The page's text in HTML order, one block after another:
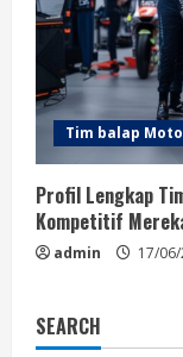
Tim balap
Profil Lengkap
Kompetitif
admin 17/
SEARCH